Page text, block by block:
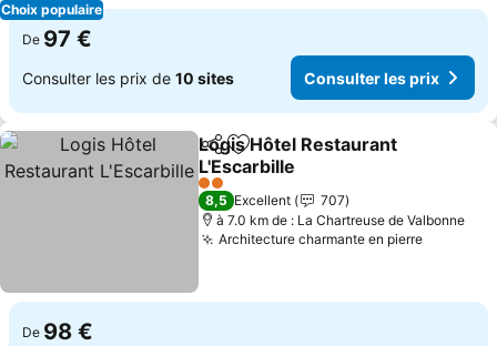
Choix populaire
De 97 €
Consulter les prix de 10 sites Consulter les prix
PartagerAjouter à mes favoris
Logis Hôtel Restaurant
L'Escarbille
2 Étoiles
8,5 Excellent
707
à 7.0 km de : La Chartreuse de Valbonne
Architecture charmante en pierre
De 98 €